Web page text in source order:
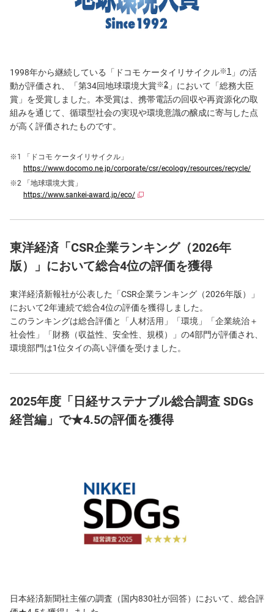
1998年から継続している「ドコモ ケータイリサイクル※1 」の活
動が評価され、「第34回地球環境大賞※2 」において「総務大臣
賞」を受賞しました。本受賞は、携帯電話の回収や再資源化の取
組みを通じて、循環型社会の実現や環境意識の醸成に寄与した点
が高く評価されたものです。
「ドコモ ケータイリサイクル」
https://www.docomo.ne.jp/corporate/csr/ecology/resources/recycle/
「地球環境大賞」
https://www.sankei-award.jp/eco/
東洋経済「CSR企業ランキング（2026年
版）」において総合4位の評価を獲得
東洋経済新報社が公表した「CSR企業ランキング（2026年版）」
において2年連続で総合4位の評価を獲得しました。
このランキングは総合評価と「人材活用」「環境」「企業統治＋
社会性」「財務（収益性、安全性、規模）」の4部門が評価され、
環境部門は1位タイの高い評価を受けました。
2025年度「日経サステナブル総合調査 SDGs
経営編」で★4.5の評価を獲得
日本経済新聞社主催の調査（国内830社が回答）において、総合評